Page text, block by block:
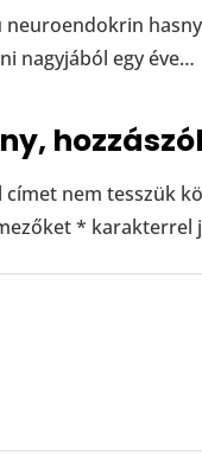
neuroendokrin
nagyjából egy éve…
címet nem tesszük
* karakterrel